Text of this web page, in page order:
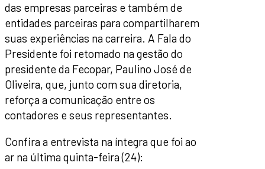
das empresas parceiras e também de
entidades parceiras para compartilharem
suas experiências na carreira. A Fala do
Presidente foi retomado na gestão do
presidente da Fecopar, Paulino José de
Oliveira, que, junto com sua diretoria,
reforça a comunicação entre os
contadores e seus representantes.
Confira a entrevista na íntegra que foi ao
ar na última quinta-feira (24):